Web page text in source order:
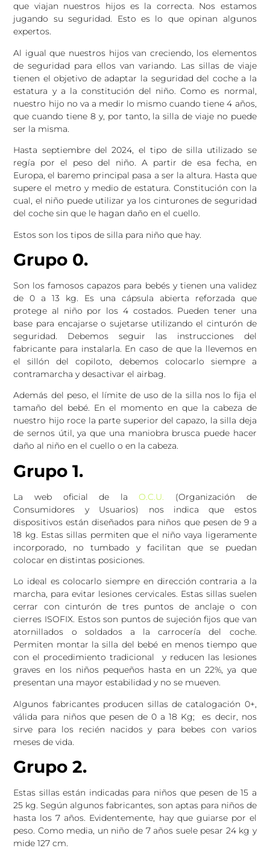
que viajan nuestros hijos es la correcta. Nos estamos
jugando su seguridad. Esto es lo que opinan algunos
expertos.
Al igual que nuestros hijos van creciendo, los elementos
de seguridad para ellos van variando. Las sillas de viaje
tienen el objetivo de adaptar la seguridad del coche a la
estatura y a la constitución del niño. Como es normal,
nuestro hijo no va a medir lo mismo cuando tiene 4 años,
que cuando tiene 8 y, por tanto, la silla de viaje no puede
ser la misma.
Hasta septiembre del 2024, el tipo de silla utilizado se
regía por el peso del niño. A partir de esa fecha, en
Europa, el baremo principal pasa a ser la altura. Hasta que
supere el metro y medio de estatura. Constitución con la
cual, el niño puede utilizar ya los cinturones de seguridad
del coche sin que le hagan daño en el cuello.
Estos son los tipos de silla para niño que hay.
Grupo 0.
Son los famosos capazos para bebés y tienen una validez
de 0 a 13 kg. Es una cápsula abierta reforzada que
protege al niño por los 4 costados. Pueden tener una
base para encajarse o sujetarse utilizando el cinturón de
seguridad. Debemos seguir las instrucciones del
fabricante para instalarla. En caso de que la llevemos en
el sillón del copiloto, debemos colocarlo siempre a
contramarcha y desactivar el airbag.
Además del peso, el límite de uso de la silla nos lo fija el
tamaño del bebé. En el momento en que la cabeza de
nuestro hijo roce la parte superior del capazo, la silla deja
de sernos útil, ya que una maniobra brusca puede hacer
daño al niño en el cuello o en la cabeza.
Grupo 1.
La web oficial de laO.C.U. (Organización de
Consumidores y Usuarios) nos indica que estos
dispositivos están diseñados para niños que pesen de 9 a
18 kg. Estas sillas permiten que el niño vaya ligeramente
incorporado, no tumbado y facilitan que se puedan
colocar en distintas posiciones.
Lo ideal es colocarlo siempre en dirección contraria a la
marcha, para evitar lesiones cervicales. Estas sillas suelen
cerrar con cinturón de tres puntos de anclaje o con
cierres ISOFIX. Estos son puntos de sujeción fijos que van
atornillados o soldados a la carrocería del coche.
Permiten montar la silla del bebé en menos tiempo que
con el procedimiento tradicional y reducen las lesiones
graves en los niños pequeños hasta en un 22%, ya que
presentan una mayor estabilidad y no se mueven.
Algunos fabricantes producen sillas de catalogación 0+,
válida para niños que pesen de 0 a 18 Kg; es decir, nos
sirve para los recién nacidos y para bebes con varios
meses de vida.
Grupo 2.
Estas sillas están indicadas para niños que pesen de 15 a
25 kg. Según algunos fabricantes, son aptas para niños de
hasta los 7 años. Evidentemente, hay que guiarse por el
peso. Como media, un niño de 7 años suele pesar 24 kg y
mide 127 cm.